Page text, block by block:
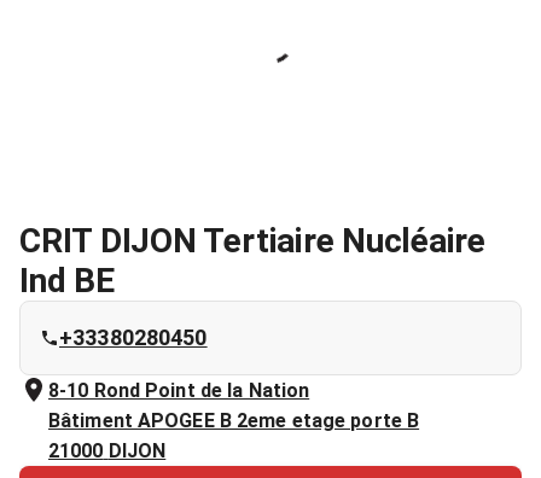
CRIT DIJON Tertiaire Nucléaire
Ind BE
+33380280450
8-10 Rond Point de la Nation
Bâtiment APOGEE B 2eme etage porte B
21000 DIJON